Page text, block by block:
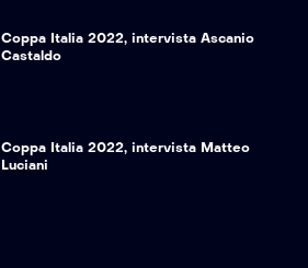
Coppa Italia 2022, intervista Ascanio
Castaldo
Coppa Italia 2022, intervista Matteo
Luciani